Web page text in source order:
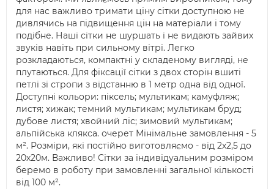
для нас важливо тримати ціну сітки доступною не
дивлячись на підвищення цін на матеріали і тому
подібне. Наші сітки не шуршать і не видають зайвих
звуків навіть при сильному вітрі. Легко
розкладаються, компактні у складеному вигляді, не
плутаються. Для фіксації сітки з двох сторін вшиті
петлі зі стропи з відстанню в 1 метр одна від одної.
Доступні кольори: піксель; мультикам; камуфляж;
листя; хижак; темний мультикам; мультикам бруд;
дубове листя; хвойний ліс; зимовий мультикам;
альпійська клякса. очерет Мінімальне замовлення - 5
м². Розміри, які постійно виготовляємо - від 2х2,5 до
20х20м. Важливо! Сітки за індивідуальним розміром
беремо в роботу при замовленні загальної кількості
від 100 м².